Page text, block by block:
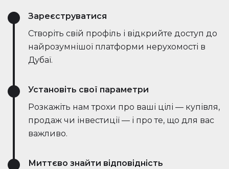
одному місці.
Зареєструватися
Створіть свій профіль і відкрийте доступ до
найрозумнішої платформи нерухомості в
Дубаї.
Установіть свої параметри
Розкажіть нам трохи про ваші цілі — купівля,
продаж чи інвестиції — і про те, що для вас
важливо.
Миттєво знайти відповідність